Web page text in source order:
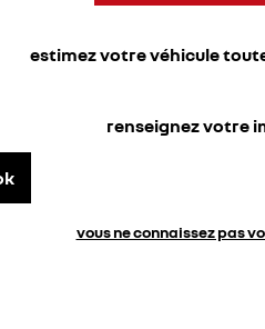
estimez votre véhicule
renseignez votre
vous ne connaissez pas